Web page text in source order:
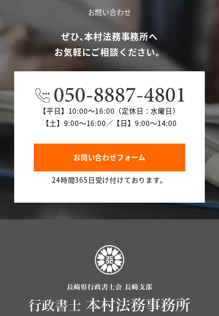
お問い合わせ
ぜひ､本村法務事務所へ
お気軽にご相談ください。
【平日】10:00～16:00（定休日：水曜日）
【土】9:00～16:00／【日】9:00～14:00
お問い合わせフォーム
24時間365日受け付けております。